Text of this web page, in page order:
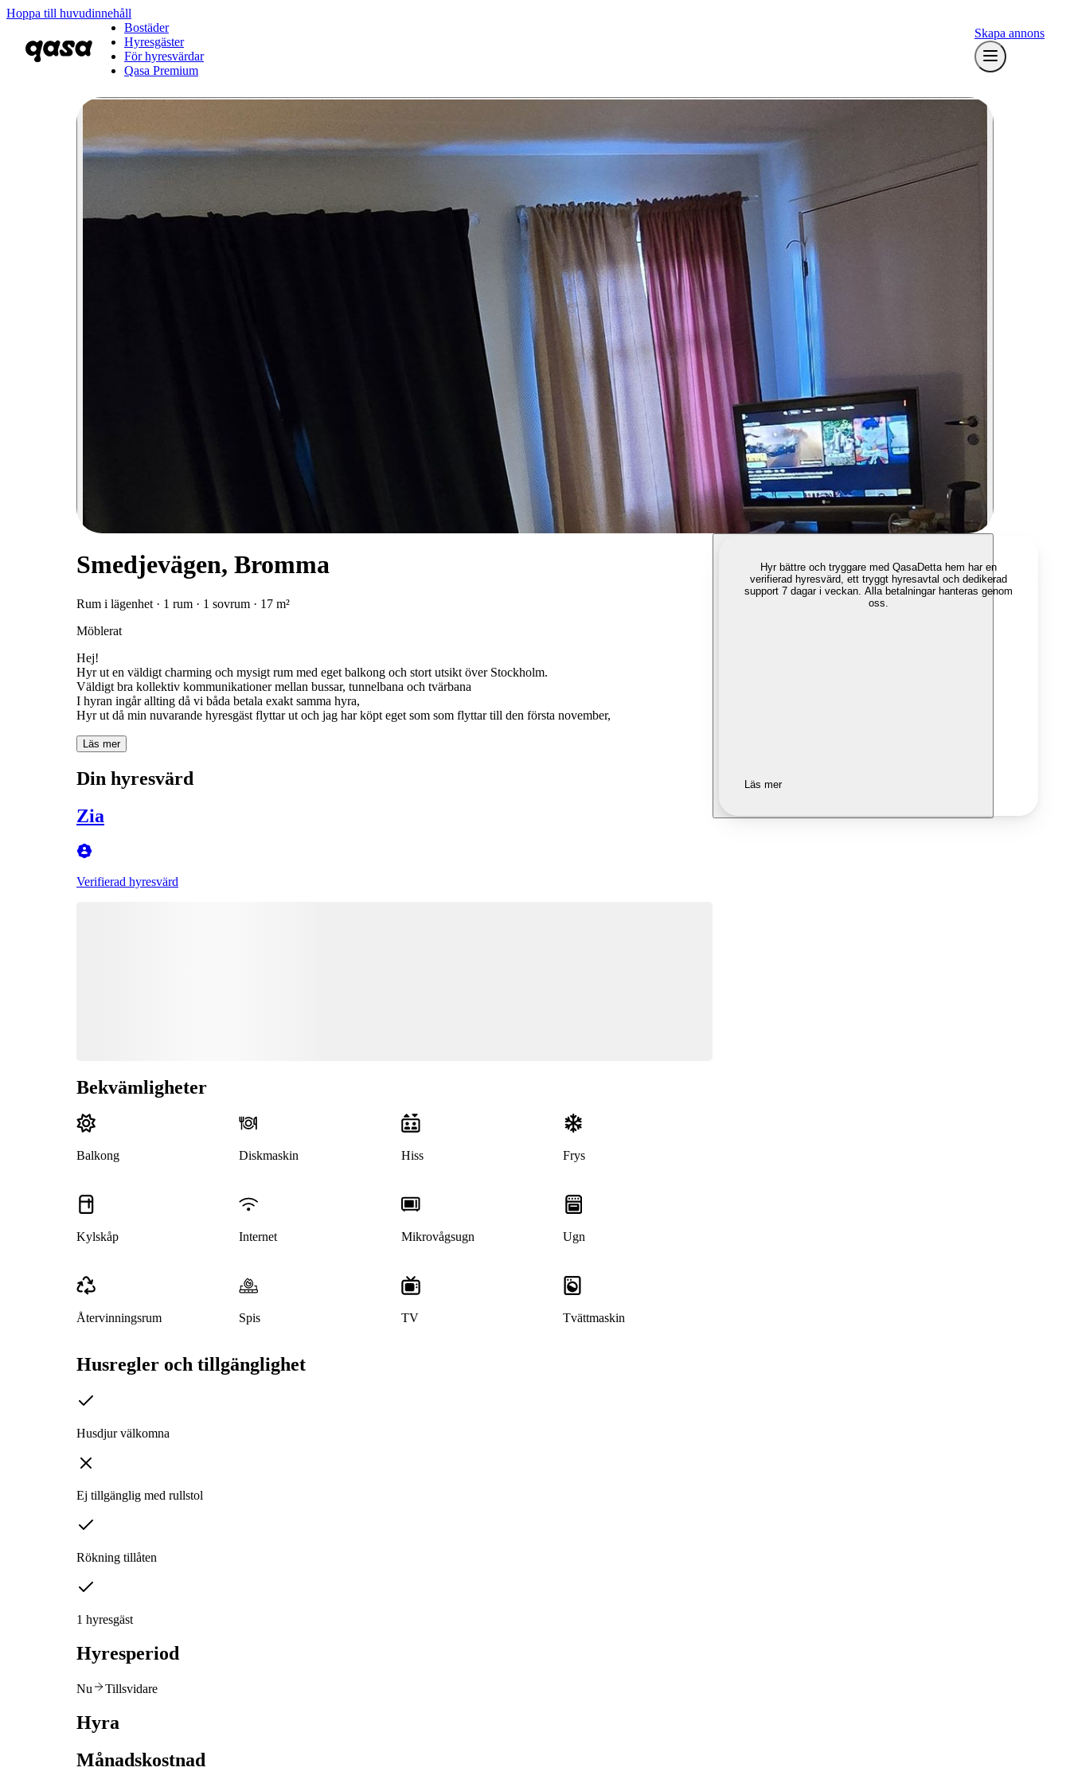
Hoppa till huvudinnehåll
Bostäder
Hyresgäster
För hyresvärdar
Qasa Premium
Skapa annons
Smedjevägen, Bromma
Rum i lägenhet · 1 rum · 1 sovrum · 17 m²
Möblerat
Hej!
Hyr ut en väldigt charming och mysigt rum med eget balkong och stort utsikt över Stockholm.
Väldigt bra kollektiv kommunikationer mellan bussar, tunnelbana och tvärbana
I hyran ingår allting då vi båda betala exakt samma hyra,
Hyr ut då min nuvarande hyresgäst flyttar ut och jag har köpt eget som som flyttar till den första november,
Läs mer
Din hyresvärd
Zia
Verifierad hyresvärd
Bekvämligheter
Balkong Diskmaskin Hiss Frys
Kylskåp Internet Mikrovågsugn Ugn
Återvinningsrum Spis TV Tvättmaskin
Husregler och tillgänglighet
Husdjur välkomna
Ej tillgänglig med rullstol
Rökning tillåten
1 hyresgäst
Hyresperiod
Nu Tillsvidare
Hyra
Månadskostnad
Hyr bättre och tryggare med QasaDetta hem har en
verifierad hyresvärd, ett tryggt hyresavtal och dedikerad
support 7 dagar i veckan. Alla betalningar hanteras genom
oss.
Läs mer